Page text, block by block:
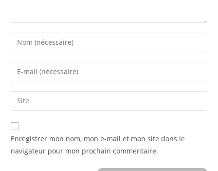
Enter
your
name
comment
Enter
your
email
address
comment
Saisir
l’URL
de
votre
(facultatif)
Enregistrer mon nom, mon e-mail et mon site dans le
navigateur pour mon prochain commentaire.